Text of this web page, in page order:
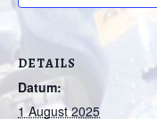
DETAILS
Datum:
1 August 2025